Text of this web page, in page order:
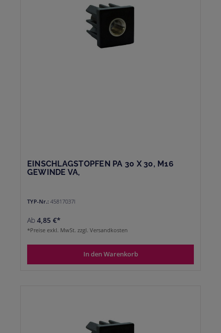
EINSCHLAGSTOPFEN PA 30 X 30, M16
GEWINDE VA,
TYP-Nr.: 45817037I
Ab 4,85 €*
*Preise exkl. MwSt. zzgl. Versandkosten
In den Warenkorb